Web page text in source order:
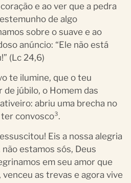
e ao ver que a pedra
de algo
sobre o suave e ao
anúncio: “Ele não está
(Lc 24,6)
te ilumine, que o teu
júbilo, o Homem das
abriu uma brecha no
convosco³.
Eis a nossa alegria
estamos sós, Deus
em seu amor que
as trevas e agora vive